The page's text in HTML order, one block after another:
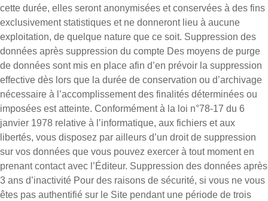
cette durée, elles seront anonymisées et conservées à des fins
exclusivement statistiques et ne donneront lieu à aucune
exploitation, de quelque nature que ce soit. Suppression des
données après suppression du compte Des moyens de purge
de données sont mis en place afin d’en prévoir la suppression
effective dès lors que la durée de conservation ou d’archivage
nécessaire à l’accomplissement des finalités déterminées ou
imposées est atteinte. Conformément à la loi n°78-17 du 6
janvier 1978 relative à l’informatique, aux fichiers et aux
libertés, vous disposez par ailleurs d’un droit de suppression
sur vos données que vous pouvez exercer à tout moment en
prenant contact avec l’Éditeur. Suppression des données après
3 ans d’inactivité Pour des raisons de sécurité, si vous ne vous
êtes pas authentifié sur le Site pendant une période de trois